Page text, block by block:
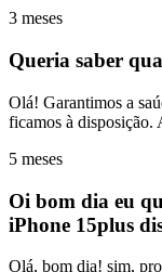
3 meses
Queria saber
Olá! Garantimos a
ficamos à disposição.
5 meses
Oi bom dia eu
iPhone 15plus
Olá, bom dia! sim,